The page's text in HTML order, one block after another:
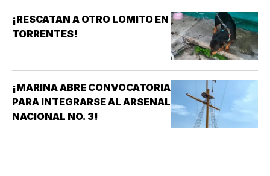
¡RESCATAN A OTRO LOMITO EN
TORRENTES!
¡MARINA ABRE CONVOCATORIA
PARA INTEGRARSE AL ARSENAL
NACIONAL NO. 3!